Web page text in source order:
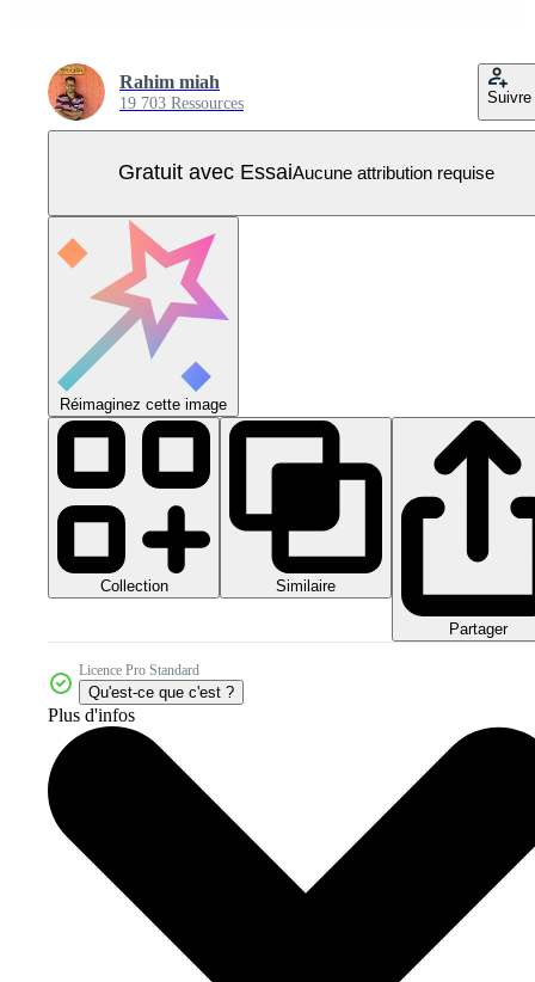
Rahim miah
19 703 Ressources Suivre
Gratuit avec EssaiAucune attribution requise
Réimaginez cette image
Collection Similaire
Partager
Licence Pro Standard
Qu'est-ce que c'est ?
Plus d'infos